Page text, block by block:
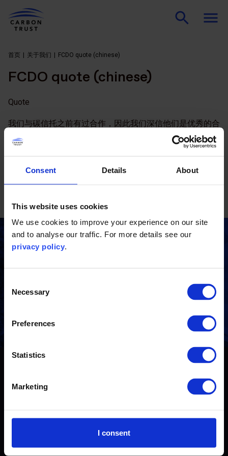
Consent Details About
This website uses cookies
We use cookies to improve your experience on our site
and to analyse our traffic. For more details see our
privacy policy.
Selection
Necessary
Preferences
Statistics
Marketing
I consent
首页 关于我们 FCDO quote (chinese)
FCDO quote (chinese)
Quote
我们与碳信托之前有过合作，因此我们深信他们是优秀的合
作伙伴。基于我们对这一广阔地区的初步想法，他们构建了
一个充实的知识库，分析了在哪些领域通过哪些投资方式，
Tom Liebenberg
联系我们
联系我们